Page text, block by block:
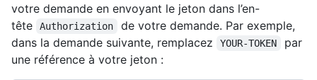
votre demande en envoyant le jeton dans l’en-
tête
Authorization
de votre demande. Par exemple,
dans la demande suivante, remplacez
YOUR-TOKEN
par
une référence à votre jeton :